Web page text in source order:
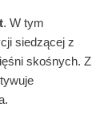
. W tym
siedzącej z
skośnych. Z